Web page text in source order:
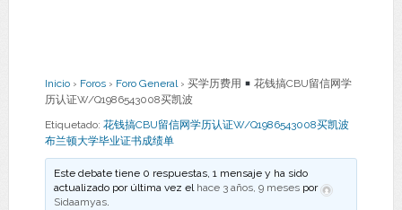
Inicio › Foros › Foro General › 买学历费用
花钱搞CBU留信网学
历认证W/Q1986543008买凯波
Etiquetado: 花钱搞CBU留信网学历认证W/Q1986543008买凯波
布兰顿大学毕业证书成绩单
Este debate tiene 0 respuestas, 1 mensaje y ha sido
actualizado por última vez el hace 3 años, 9 meses por
Sidaamyas.